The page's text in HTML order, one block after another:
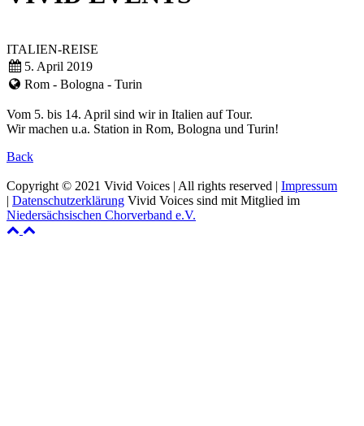
ITALIEN-REISE
5. April 2019
Rom - Bologna - Turin
Vom 5. bis 14. April sind wir in Italien auf Tour.
Wir machen u.a. Station in Rom, Bologna und Turin!
Back
Copyright © 2021 Vivid Voices | All rights reserved | Impressum
| Datenschutzerklärung Vivid Voices sind mit Mitglied im
Niedersächsischen Chorverband e.V.